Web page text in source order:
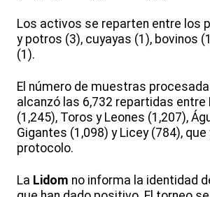
Los activos se reparten entre los
y potros (3), cuyayas (1), bovinos
(1).
El número de muestras
alcanzó las 6,732 repartidas entre
(1,245), Toros y Leones (1,207),
Gigantes (1,098) y Licey (784), que
protocolo.
La Lidom no informa la identidad